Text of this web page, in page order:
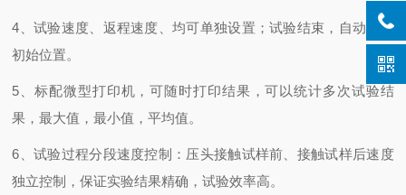
4、试验速度、返程速度、均可单独设置；试验结束，自动回位
初始位置。
5、标配微型打印机，可随时打印结果，可以统计多次试验结
果，最大值，最小值，平均值。
6、试验过程分段速度控制：压头接触试样前、接触试样后速度
独立控制，保证实验结果精确，试验效率高。